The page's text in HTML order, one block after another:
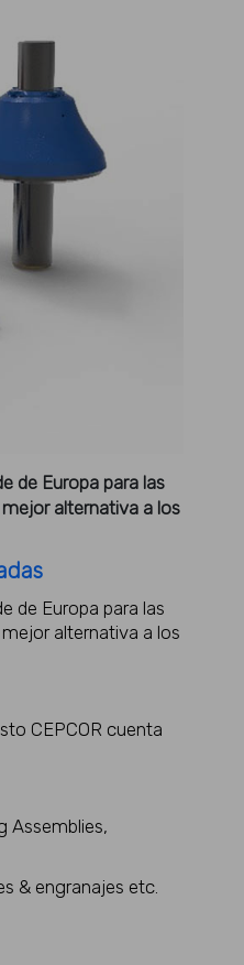
de Europa para las
mejor alternativa a los
de Europa para las
alternativa a los
CEPCOR cuenta
Assemblies,
& engranajes etc.